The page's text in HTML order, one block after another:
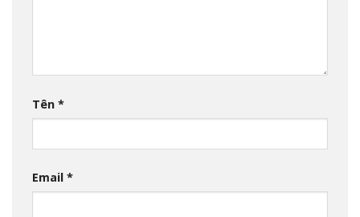
Tên *
Email *